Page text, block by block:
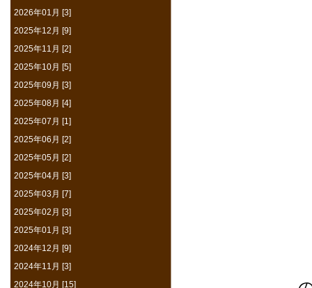
2026年01月 [3]
2025年12月 [9]
2025年11月 [2]
2025年10月 [5]
2025年09月 [3]
2025年08月 [4]
2025年07月 [1]
2025年06月 [2]
2025年05月 [2]
2025年04月 [3]
2025年03月 [7]
2025年02月 [3]
2025年01月 [3]
2024年12月 [9]
2024年11月 [3]
2024年10月 [15]